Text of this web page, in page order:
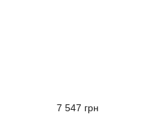
7 547 грн